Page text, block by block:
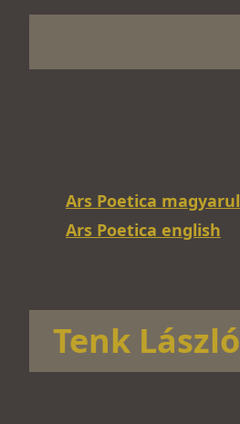
Ars Poetica magyarul
Ars Poetica english
Tenk László